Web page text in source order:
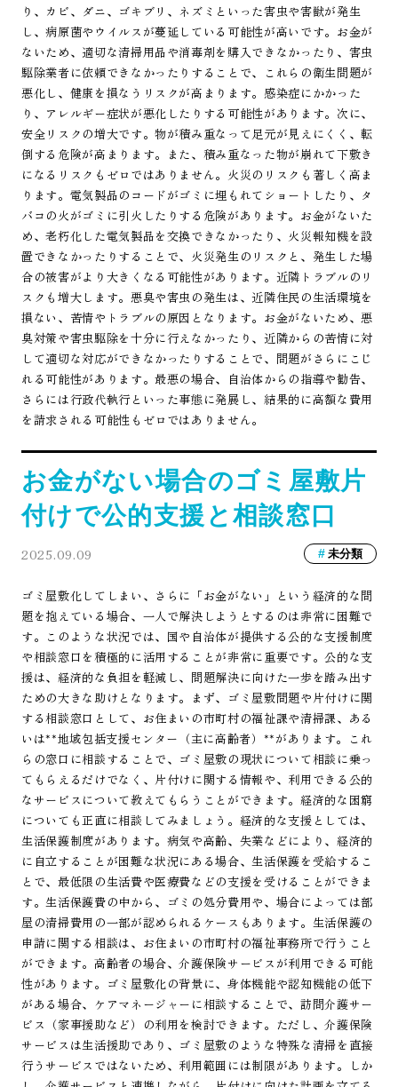
り、カビ、ダニ、ゴキブリ、ネズミといった害虫や害獣が発生
し、病原菌やウイルスが蔓延している可能性が高いです。お金が
ないため、適切な清掃用品や消毒剤を購入できなかったり、害虫
駆除業者に依頼できなかったりすることで、これらの衛生問題が
悪化し、健康を損なうリスクが高まります。感染症にかかった
り、アレルギー症状が悪化したりする可能性があります。次に、
安全リスクの増大です。物が積み重なって足元が見えにくく、転
倒する危険が高まります。また、積み重なった物が崩れて下敷き
になるリスクもゼロではありません。火災のリスクも著しく高ま
ります。電気製品のコードがゴミに埋もれてショートしたり、タ
バコの火がゴミに引火したりする危険があります。お金がないた
め、老朽化した電気製品を交換できなかったり、火災報知機を設
置できなかったりすることで、火災発生のリスクと、発生した場
合の被害がより大きくなる可能性があります。近隣トラブルのリ
スクも増大します。悪臭や害虫の発生は、近隣住民の生活環境を
損ない、苦情やトラブルの原因となります。お金がないため、悪
臭対策や害虫駆除を十分に行えなかったり、近隣からの苦情に対
して適切な対応ができなかったりすることで、問題がさらにこじ
れる可能性があります。最悪の場合、自治体からの指導や勧告、
さらには行政代執行といった事態に発展し、結果的に高額な費用
を請求される可能性もゼロではありません。
お金がない場合のゴミ屋敷片
付けで公的支援と相談窓口
2025.09.09 未分類
ゴミ屋敷化してしまい、さらに「お金がない」という経済的な問
題を抱えている場合、一人で解決しようとするのは非常に困難で
す。このような状況では、国や自治体が提供する公的な支援制度
や相談窓口を積極的に活用することが非常に重要です。公的な支
援は、経済的な負担を軽減し、問題解決に向けた一歩を踏み出す
ための大きな助けとなります。まず、ゴミ屋敷問題や片付けに関
する相談窓口として、お住まいの市町村の福祉課や清掃課、ある
いは**地域包括支援センター（主に高齢者）**があります。これ
らの窓口に相談することで、ゴミ屋敷の現状について相談に乗っ
てもらえるだけでなく、片付けに関する情報や、利用できる公的
なサービスについて教えてもらうことができます。経済的な困窮
についても正直に相談してみましょう。経済的な支援としては、
生活保護制度があります。病気や高齢、失業などにより、経済的
に自立することが困難な状況にある場合、生活保護を受給するこ
とで、最低限の生活費や医療費などの支援を受けることができま
す。生活保護費の中から、ゴミの処分費用や、場合によっては部
屋の清掃費用の一部が認められるケースもあります。生活保護の
申請に関する相談は、お住まいの市町村の福祉事務所で行うこと
ができます。高齢者の場合、介護保険サービスが利用できる可能
性があります。ゴミ屋敷化の背景に、身体機能や認知機能の低下
がある場合、ケアマネージャーに相談することで、訪問介護サー
ビス（家事援助など）の利用を検討できます。ただし、介護保険
サービスは生活援助であり、ゴミ屋敷のような特殊な清掃を直接
行うサービスではないため、利用範囲には制限があります。しか